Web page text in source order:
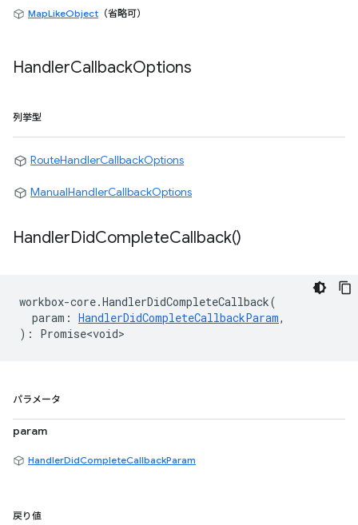
MapLikeObject （省略可）
HandlerCallbackOptions
列挙型
RouteHandlerCallbackOptions
ManualHandlerCallbackOptions
HandlerDidCompleteCallback()
workbox-core.HandlerDidCompleteCallback(
param : HandlerDidCompleteCallbackParam,
) : Promise<void>
パラメータ
param
HandlerDidCompleteCallbackParam
戻り値